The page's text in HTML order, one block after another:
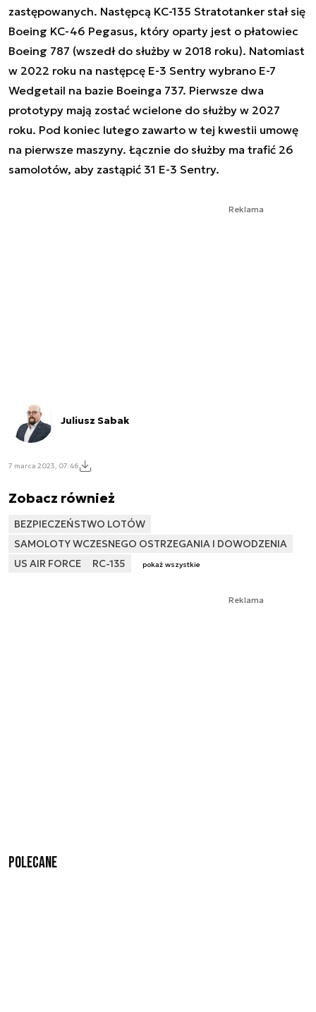
zastępowanych. Następcą KC-135 Stratotanker stał się
Boeing KC-46 Pegasus, który oparty jest o płatowiec
Boeing 787 (wszedł do służby w 2018 roku). Natomiast
w 2022 roku na następcę E-3 Sentry wybrano E-7
Wedgetail na bazie Boeinga 737. Pierwsze dwa
prototypy mają zostać wcielone do służby w 2027
roku. Pod koniec lutego zawarto w tej kwestii umowę
na pierwsze maszyny. Łącznie do służby ma trafić 26
samolotów, aby zastąpić 31 E-3 Sentry.
Reklama
Juliusz Sabak
7 marca 2023, 07:46
Zobacz również
BEZPIECZEŃSTWO LOTÓW
SAMOLOTY WCZESNEGO OSTRZEGANIA I DOWODZENIA
US AIR FORCE
RC-135 pokaż wszystkie
Reklama
Polecane